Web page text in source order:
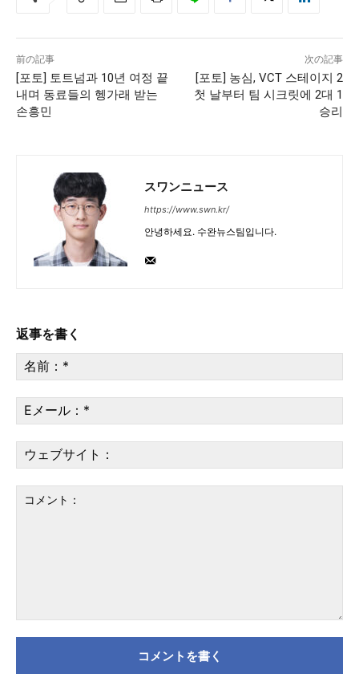
前の記事
[포토] 토트넘과 10년 여정 끝
내며 동료들의 헹가래 받는
손흥민
次の記事
[포토] 농심, VCT 스테이지 2
첫 날부터 팀 시크릿에 2대 1
승리
スワンニュース
https://www.swn.kr/
안녕하세요. 수완뉴스팀입니다.
返事を書く
前
*
メ
ー
*ェ
ブ